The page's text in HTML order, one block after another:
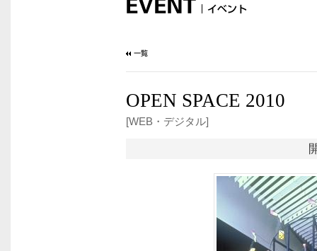
OPEN SPACE 2010
[WEB・デジタル]